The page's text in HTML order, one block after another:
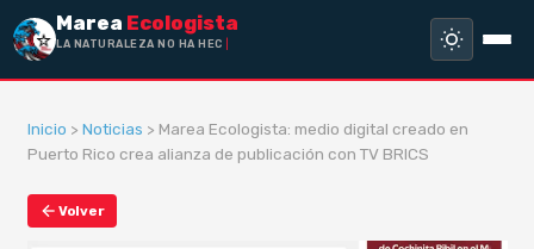
Marea Ecologista
LA NATURALEZA NO HA HECHO ESCLA
Inicio > Noticias > Marea Ecologista: medio digital creado en
Puerto Rico crea alianza de publicación con TV BRICS
Volver